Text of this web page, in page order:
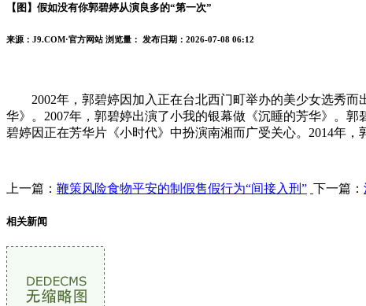
【图】假如没有你郭碧婷从演良多的“第一次”
来源：J9.COM·官方网站 浏览量： 发布日期：2026-07-08 06:12
2002年，郭碧婷因加入正在台北西门町举办的美少女选秀而
华》。2007年，郭碧婷出演了小我的银幕做《沉睡的芳华》。
碧婷因正在芳华片《小时代》中扮演南湘而广受关心。2014年
上一篇： 鞭策风险食物平安的制假售假行为“间接入刑” 下一篇：
相关新闻